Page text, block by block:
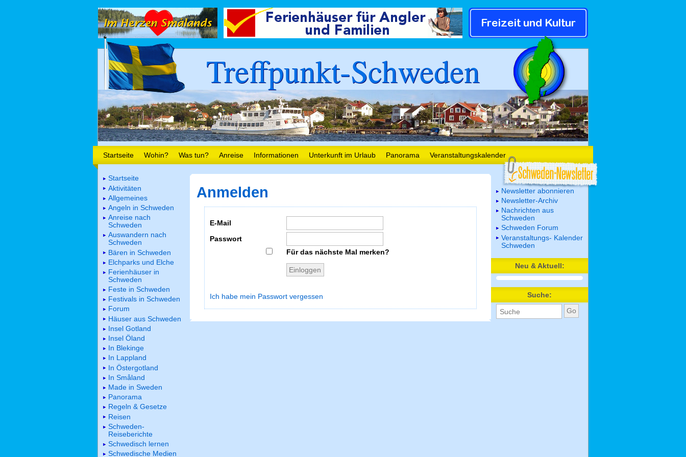
Treffpunkt-Schweden
Startseite Wohin? Was tun? Anreise Informationen Unterkunft im Urlaub Panorama Veranstaltungskalender
Anmelden
E-Mail
Passwort
Für das nächste Mal merken?
Ich habe mein Passwort vergessen
Startseite
Aktivitäten
Allgemeines
Angeln in Schweden
Anreise nach
Schweden
Auswandern nach
Schweden
Bären in Schweden
Elchparks und Elche
Ferienhäuser in
Schweden
Feste in Schweden
Festivals in Schweden
Forum
Häuser aus Schweden
Insel Gotland
Insel Öland
In Blekinge
In Lappland
In Östergotland
In Småland
Made in Sweden
Panorama
Regeln & Gesetze
Reisen
Schweden-
Reiseberichte
Schwedisch lernen
Schwedische Medien
Newsletter abonnieren
Newsletter-Archiv
Nachrichten aus
Schweden
Schweden Forum
Veranstaltungs- Kalender
Schweden
Neu & Aktuell:
Suche: